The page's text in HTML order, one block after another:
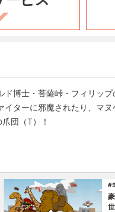
博士・菩薩峠・フィリッ
ターに邪魔されたり、マ
団（T）！